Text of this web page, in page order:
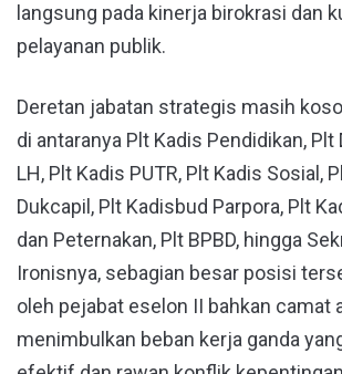
langsung pada kinerja birokrasi dan
pelayanan publik.
Deretan jabatan strategis masih
di antaranya Plt Kadis Pendidikan, Plt
LH, Plt Kadis PUTR, Plt Kadis Sosial,
Dukcapil, Plt Kadisbud Parpora, Plt
dan Peternakan, Plt BPBD, hingga
Ironisnya, sebagian besar posisi
oleh pejabat eselon II bahkan camat
menimbulkan beban kerja ganda